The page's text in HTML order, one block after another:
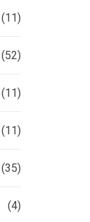
(11)
(52)
(11)
(11)
(35)
(4)